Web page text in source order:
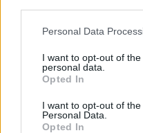
Please note that this
not limited to your visit or
grant or deny consent to
use your data for below
consent section.
Personal Data
I want to opt-out of
personal data.
Opted In
I want to opt-out of
Personal Data.
Opted In
A járványhelyzet miatt
ismét jelentős
elsősorban állami
is feladatának tartja, hogy
hasonlóan most is
megsegítése érdekében”